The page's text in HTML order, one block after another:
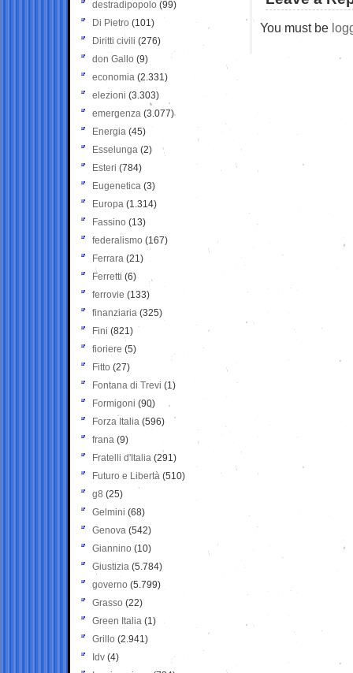
You must be
destradipopolo (99)
Di Pietro (101)
Diritti civili (276)
don Gallo (9)
economia (2.331)
elezioni (3.303)
emergenza (3.077)
Energia (45)
Esselunga (2)
Esteri (784)
Eugenetica (3)
Europa (1.314)
Fassino (13)
federalismo (167)
Ferrara (21)
Ferretti (6)
ferrovie (133)
finanziaria (325)
Fini (821)
fioriere (5)
Fitto (27)
Fontana di Trevi (1)
Formigoni (90)
Forza Italia (596)
frana (9)
Fratelli d'Italia (291)
Futuro e Libertà (510)
g8 (25)
Gelmini (68)
Genova (542)
Giannino (10)
Giustizia (5.784)
governo (5.799)
Grasso (22)
Green Italia (1)
Grillo (2.941)
Idv (4)